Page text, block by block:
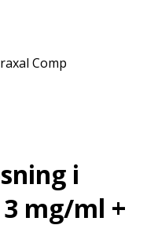
Comp
i
mg/ml +